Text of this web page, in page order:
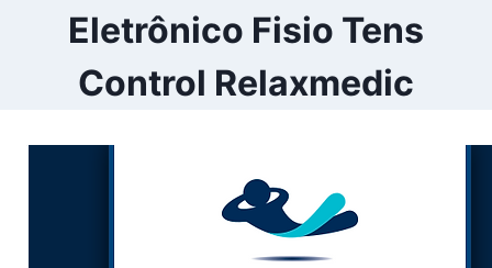
Eletrônico Fisio Tens
Control Relaxmedic